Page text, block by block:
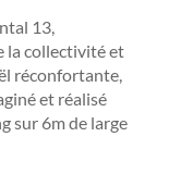
13,
la collectivité et
réconfortante,
et réalisé
sur 6m de large